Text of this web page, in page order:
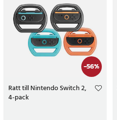
-56%
Ratt till Nintendo Switch 2,
4-pack